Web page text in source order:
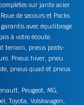
sur jante acier
de secours et Packs
garantis avec équilibrage
à votre écoute.
terrain, pneus poids-
Pneus hiver, pneu
pneus quad et pneus
Peugeot, MG,
Toyota, Volskwagen,